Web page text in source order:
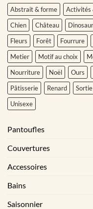
Abstrait & forme Activités
Chien
Château
Fleurs
Forêt Fourrure
Metier
Motif au choix
Nourriture
Noël Ours
Pâtisserie
Renard
Unisexe
Pantoufles
Couvertures
Accessoires
Bains
Saisonnier